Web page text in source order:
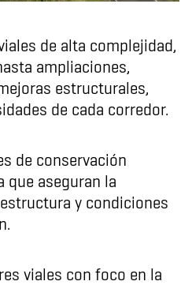
de alta complejidad,
ampliaciones,
estructurales,
de cada corredor.
de conservación
que aseguran la
y condiciones
viales con foco en la